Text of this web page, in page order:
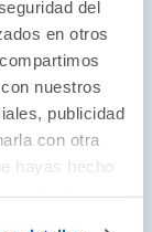
del
en otros
nuestros
publicidad
con otra
hayas hecho
Paco podrás
la música
la orquesta,
y disfrutar
para